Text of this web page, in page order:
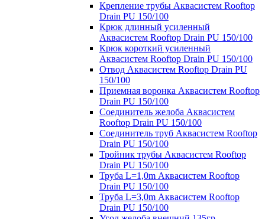
Крепление трубы Аквасистем Rooftop
Drain PU 150/100
Крюк длинный усиленный
Аквасистем Rooftop Drain PU 150/100
Крюк короткий усиленный
Аквасистем Rooftop Drain PU 150/100
Отвод Аквасистем Rooftop Drain PU
150/100
Приемная воронка Аквасистем Rooftop
Drain PU 150/100
Соединитель желоба Аквасистем
Rooftop Drain PU 150/100
Соединитель труб Аквасистем Rooftop
Drain PU 150/100
Тройник трубы Аквасистем Rooftop
Drain PU 150/100
Труба L=1,0m Аквасистем Rooftop
Drain PU 150/100
Труба L=3,0m Аквасистем Rooftop
Drain PU 150/100